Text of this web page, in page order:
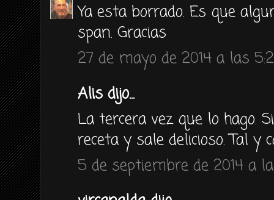
Ya esta borrado. Es que
span. Gracias
27 de mayo de 2014 a las
Alis dijo...
La tercera vez que lo hago.
receta y sale delicioso. Tal y
5 de septiembre de 2014 a